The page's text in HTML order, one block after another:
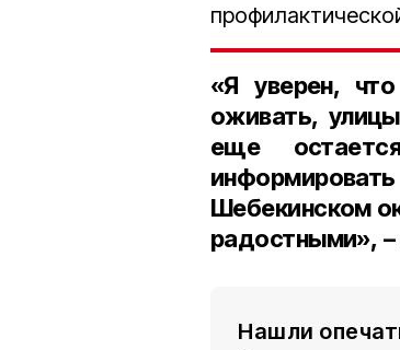
«Я уверен,
оживать,
еще
Шебекинском
радостными», –
Нашли